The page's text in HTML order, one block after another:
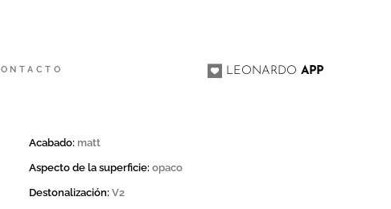
LEONARDOAPP
Acabado: matt
Aspecto de la superficie: opaco
Destonalización: V2